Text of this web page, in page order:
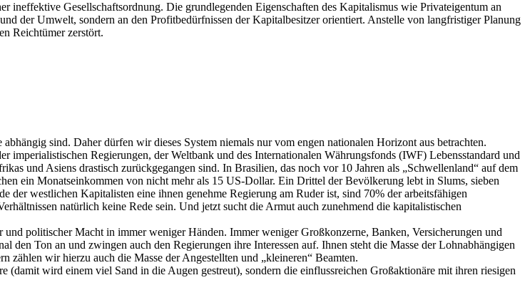
ineffektive Gesellschaftsordnung. Die grundlegenden Eigenschaften des Kapitalismus wie Privateigentum an
der Umwelt, sondern an den Profitbedürfnissen der Kapitalbesitzer orientiert. Anstelle von langfristiger Planung
Reichtümer zerstört.
sind. Daher dürfen wir dieses System niemals nur vom engen nationalen Horizont aus betrachten.
imperialistischen Regierungen, der Weltbank und des Internationalen Währungsfonds (IWF) Lebensstandard und
und Asiens drastisch zurückgegangen sind. In Brasilien, das noch vor 10 Jahren als „Schwellenland“ auf dem
ein Monatseinkommen von nicht mehr als 15 US-Dollar. Ein Drittel der Bevölkerung lebt in Slums, sieben
westlichen Kapitalisten eine ihnen genehme Regierung am Ruder ist, sind 70% der arbeitsfähigen
natürlich keine Rede sein. Und jetzt sucht die Armut auch zunehmend die kapitalistischen
politischer Macht in immer weniger Händen. Immer weniger Großkonzerne, Banken, Versicherungen und
Ton an und zwingen auch den Regierungen ihre Interessen auf. Ihnen steht die Masse der Lohnabhängigen
zählen wir hierzu auch die Masse der Angestellten und „kleineren“ Beamten.
wird einem viel Sand in die Augen gestreut), sondern die einflussreichen Großaktionäre mit ihren riesigen